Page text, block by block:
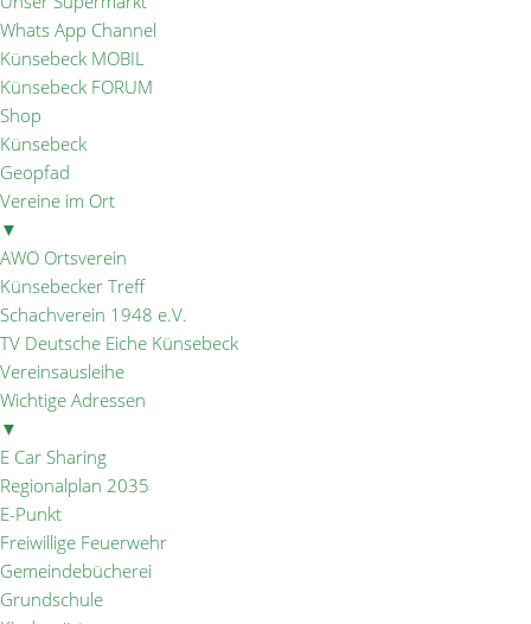
Whats App Channel
Künsebeck MOBIL
Künsebeck FORUM
Shop
Künsebeck
Geopfad
Vereine im Ort
▼
AWO Ortsverein
Künsebecker Treff
Schachverein 1948 e.V.
TV Deutsche Eiche Künsebeck
Vereinsausleihe
Wichtige Adressen
▼
E Car Sharing
Regionalplan 2035
E-Punkt
Freiwillige Feuerwehr
Gemeindebücherei
Grundschule